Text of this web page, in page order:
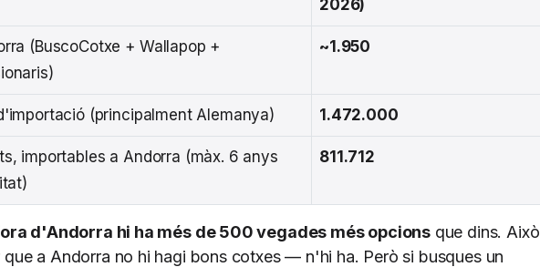
2026)
(BuscoCotxe + Wallapop +
~1.950
(principalment Alemanya) 1.472.000
importables a Andorra (màx. 6 anys
811.712
d'Andorra hi ha més de 500 vegades més opcions que dins. Això
que a Andorra no hi hagi bons cotxes — n'hi ha. Però si busques un